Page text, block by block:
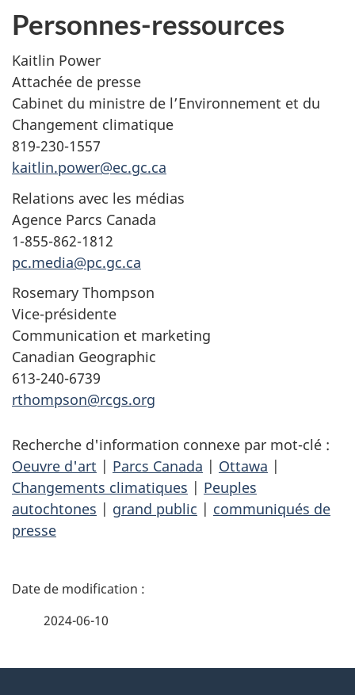
Personnes-ressources
Kaitlin Power
Attachée de presse
Cabinet du ministre de l’Environnement et du
Changement climatique
819-230-1557
kaitlin.power@ec.gc.ca
Relations avec les médias
Agence Parcs Canada
1-855-862-1812
pc.media@pc.gc.ca
Rosemary Thompson
Vice-présidente
Communication et marketing
Canadian Geographic
613-240-6739
rthompson@rcgs.org
Recherche d'information connexe par mot-clé :
Oeuvre d'art | Parcs Canada | Ottawa |
Changements climatiques | Peuples
autochtones | grand public | communiqués de
presse
D
2024-06-10